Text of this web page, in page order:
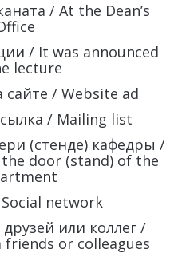
/ At the Dean’s
/ It was announced
lecture
/ Website ad
/ Mailing list
(стенде) кафедры /
door (stand) of the
network
или коллег /
or colleagues